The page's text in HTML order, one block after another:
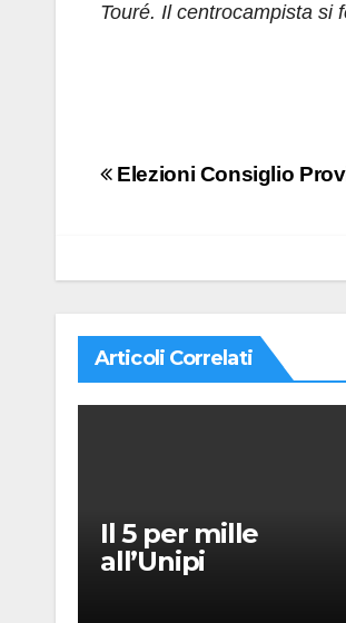
Touré. Il centrocampista si
Navigazione
Elezioni Consiglio
Articoli Correlati
Il 5 per mille
all’Unipi